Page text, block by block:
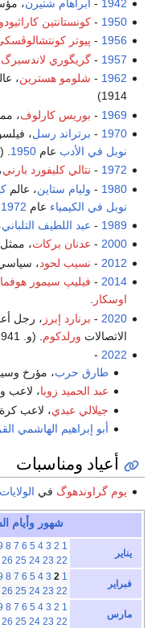
1942
- ابراهام شتيرن،
1950
-كونستانتين
1956
- پيوتر
1957
-گريگوري لاندسبرگ
1962
- شلومو هسترين،
1914)
1969
- بوريس كارلوف،
1970
- برتراند رسل،
نوبل في الأدب عام1950
.
1972
- نتالي كليفورد بارني
1980
- وليام ستاين، عالم
نوبل في الكيمياء عام 1972
1989
- عبد اللطيف التلباني
2000
- عدنان بركات، ممثل
2012
- نسيب لحود، سياسي
2014
- فيليپ سيمور
اوسكار .
2020
- برنارد إبرز ، رجل
الاتصالات ورلدكوم . (و. 1941)
2022
-
طارق حرب، مؤرخ
عبد الحميد زوبا، لاعب
جيلالي عبدي، لاعب
أبو إبراهيم الهاشمي
أعياد ومناسبات
يوم گراوندهوگ في
شهور وأيام
يناير
1
2
3
4
5
6
7
8
22
23
24
25
26
فبراير
1
2
3
4
5
6
7
8
22
23
24
25
26
مارس
1
2
3
4
5
6
7
8
22
23
24
25
26